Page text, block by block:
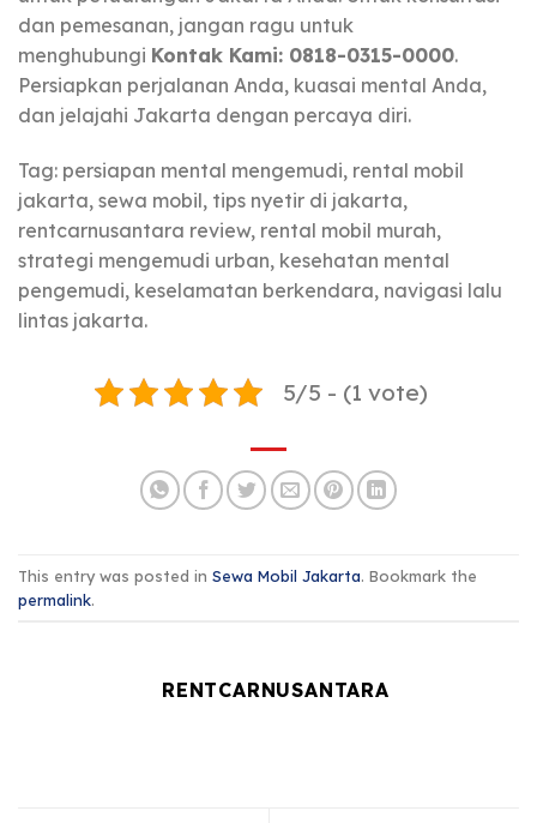
dan pemesanan, jangan ragu untuk
menghubungi Kontak Kami: 0818-0315-0000.
Persiapkan perjalanan Anda, kuasai mental Anda,
dan jelajahi Jakarta dengan percaya diri.
Tag: persiapan mental mengemudi, rental mobil
jakarta, sewa mobil, tips nyetir di jakarta,
rentcarnusantara review, rental mobil murah,
strategi mengemudi urban, kesehatan mental
pengemudi, keselamatan berkendara, navigasi lalu
lintas jakarta.
5/5 - (1 vote)
This entry was posted in Sewa Mobil Jakarta. Bookmark the
permalink.
RENTCARNUSANTARA